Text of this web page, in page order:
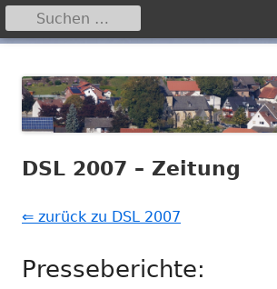
zum
Inhalt
Primäres
Suchen
nach:
DSL 2007 – Zeitung
⇐ zurück zu DSL 2007
Presseberichte: